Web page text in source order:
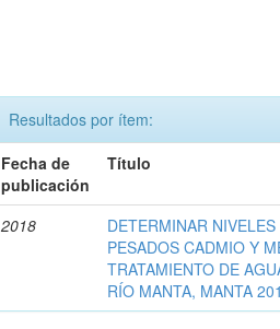
Resultados por ítem:
Fecha de
publicación
Título
2018
DETERMINAR
PESADOS CADMIO Y
TRATAMIENTO DE
RÍO MANTA, MANTA